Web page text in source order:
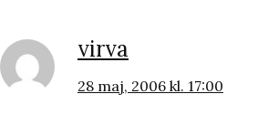
virva
28 maj, 2006 kl. 17:00